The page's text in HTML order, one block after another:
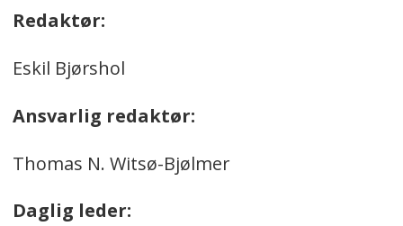
Redaktør:
Eskil Bjørshol
Ansvarlig redaktør:
Thomas N. Witsø-Bjølmer
Daglig leder: